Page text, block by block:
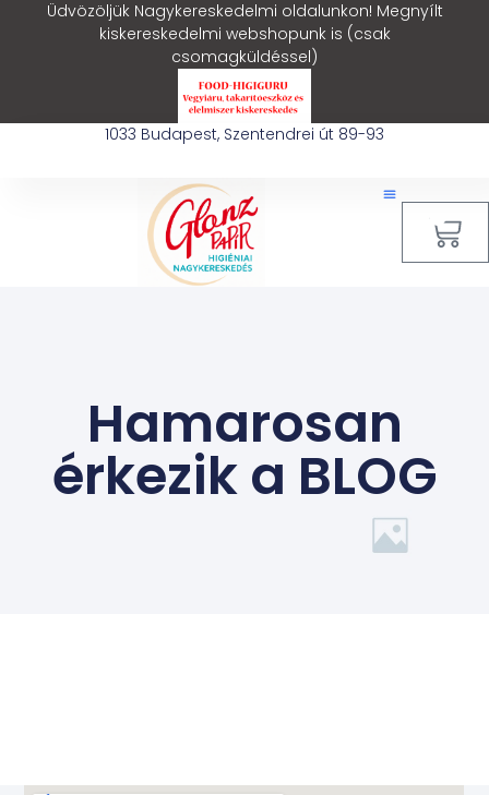
Üdvözöljük Nagykereskedelmi oldalunkon! Megnyílt
kiskereskedelmi webshopunk is (csak
csomagküldéssel)
1033 Budapest, Szentendrei út 89-93
Hamarosan
érkezik a BLOG